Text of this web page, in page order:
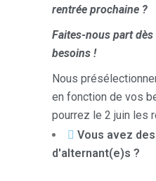
rentrée prochaine ?
Faites-nous part
besoins !
Nous
en fonction de vos
pourrez le 2 juin les
Vous avez
d'alternant(e)s ?